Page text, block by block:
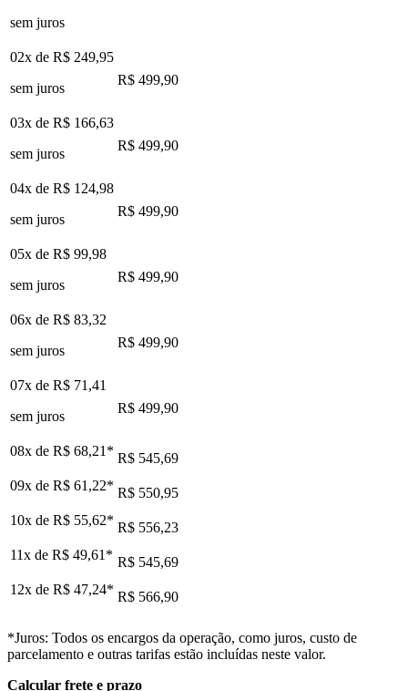
sem juros
02x de R$ 249,95
sem juros
R$ 499,90
03x de R$ 166,63
sem juros
R$ 499,90
04x de R$ 124,98
sem juros
R$ 499,90
05x de R$ 99,98
sem juros
R$ 499,90
06x de R$ 83,32
sem juros
R$ 499,90
07x de R$ 71,41
sem juros
R$ 499,90
08x de R$ 68,21 * R$ 545,69
09x de R$ 61,22* R$ 550,95
10x de R$ 55,62* R$ 556,23
11x de R$ 49,61 * R$ 545,69
12x de R$ 47,24* R$ 566,90
*Juros: Todos os encargos da operação, como juros, custo de
parcelamento e outras tarifas estão incluídas neste valor.
Calcular frete e prazo